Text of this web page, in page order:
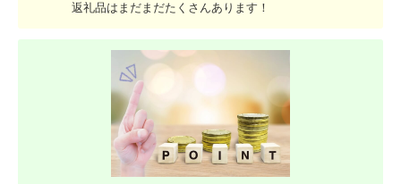
返礼品はまだまだたくさんあります！